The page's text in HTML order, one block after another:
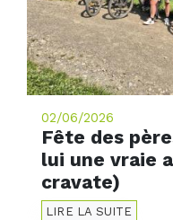
02/06/2026
Fête des
lui une vraie
cravate)
LIRE LA SUITE